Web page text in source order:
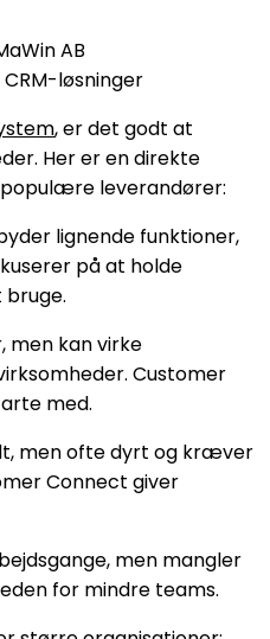
AB
løsninger
, er det godt at
Her er en direkte
leverandører:
lignende funktioner,
på at holde
bruge.
men kan virke
Customer
med.
men ofte dyrt og kræver
Connect giver
men mangler
for mindre teams.